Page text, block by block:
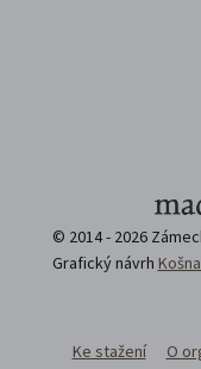
© 2014 - 2026
Grafický návrh
Ke stažení O